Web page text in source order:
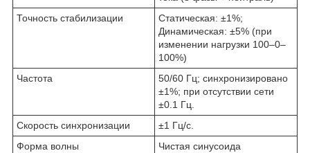
Точность стабилизации
Статическая: ±1%;
Динамическая: ±5% (при
изменении нагрузки 100–0–
100%)
Частота
50/60 Гц; синхронизировано
±1%; при отсутствии сети
±0.1 Гц.
Скорость синхронизации
±1 Гц/с.
Форма волны
Чистая синусоида